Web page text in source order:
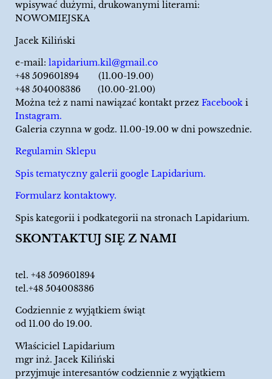
wpisywać dużymi, drukowanymi literami:
NOWOMIEJSKA
Jacek Kiliński
e-mail: lapidarium.kil@gmail.co
+48 509601894 (11.00-19.00)
+48 504008386 (10.00-21.00)
Można też z nami nawiązać kontakt przez Facebook i
Instagram.
Galeria czynna w godz. 11.00-19.00 w dni powszednie.
Regulamin Sklepu
Spis tematyczny galerii google Lapidarium.
Formularz kontaktowy.
Spis kategorii i podkategorii na stronach Lapidarium.
SKONTAKTUJ SIĘ Z NAMI
tel. +48 509601894
tel.+48 504008386
Codziennie z wyjątkiem świąt
od 11.00 do 19.00.
Właściciel Lapidarium
mgr inż. Jacek Kiliński
przyjmuje interesantów codziennie z wyjątkiem